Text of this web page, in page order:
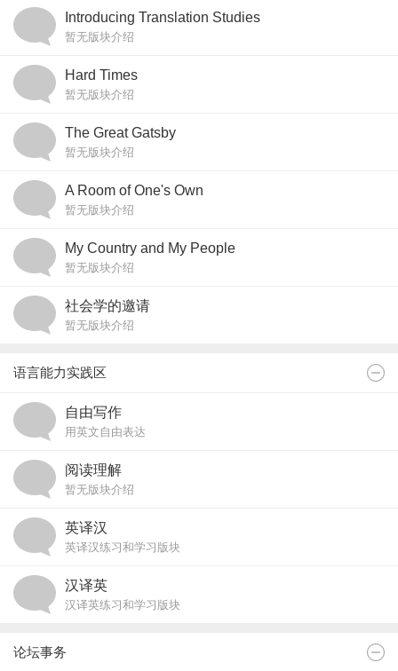
Introducing Translation Studies
暂无版块介绍
Hard Times
暂无版块介绍
The Great Gatsby
暂无版块介绍
A Room of One's Own
暂无版块介绍
My Country and My People
暂无版块介绍
社会学的邀请
暂无版块介绍
语言能力实践区
自由写作
用英文自由表达
阅读理解
暂无版块介绍
英译汉
英译汉练习和学习版块
汉译英
汉译英练习和学习版块
论坛事务